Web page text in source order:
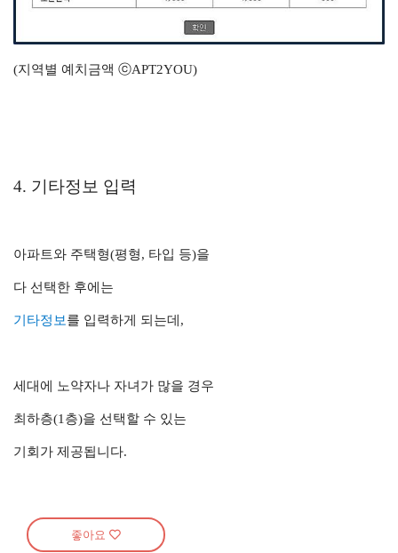
(지역별 예치금액 ⓒAPT2YOU)
4. 기타정보 입력
아파트와 주택형(평형, 타입 등)을
다 선택한 후에는
기타정보를 입력하게 되는데,
세대에 노약자나 자녀가 많을 경우
최하층(1층)을 선택할 수 있는
기회가 제공됩니다.
좋아요